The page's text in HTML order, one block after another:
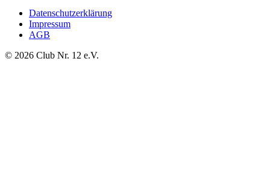
Datenschutzerklärung
Impressum
AGB
© 2026 Club Nr. 12 e.V.